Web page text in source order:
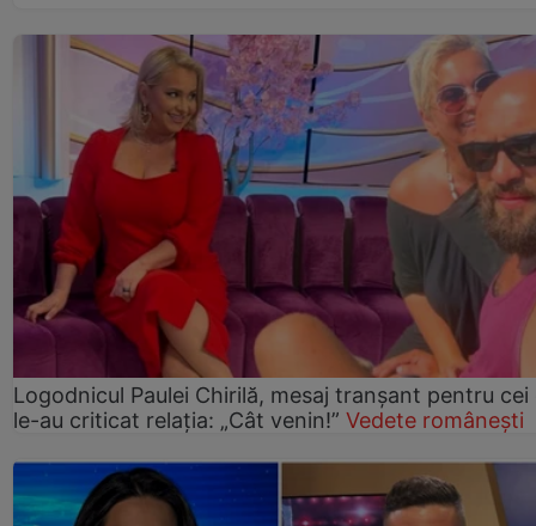
Logodnicul Paulei Chirilă, mesaj tranșant pentru cei
le-au criticat relația: „Cât venin!” Vedete românești